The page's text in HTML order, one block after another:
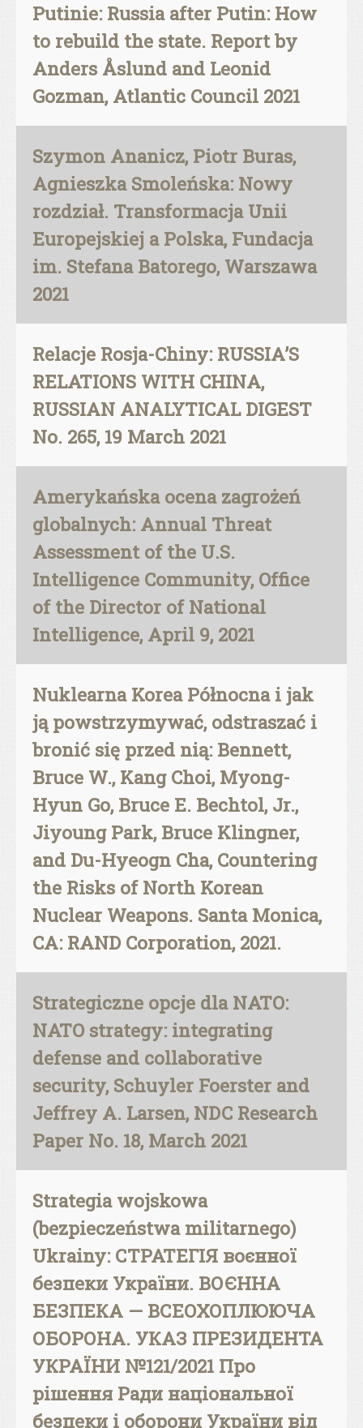
Putinie: Russia after Putin: How
to rebuild the state. Report by
Anders Åslund and Leonid
Gozman, Atlantic Council 2021
Szymon Ananicz, Piotr Buras,
Agnieszka Smoleńska: Nowy
rozdział. Transformacja Unii
Europejskiej a Polska, Fundacja
im. Stefana Batorego, Warszawa
2021
Relacje Rosja-Chiny: RUSSIA’S
RELATIONS WITH CHINA,
RUSSIAN ANALYTICAL DIGEST
No. 265, 19 March 2021
Amerykańska ocena zagrożeń
globalnych: Annual Threat
Assessment of the U.S.
Intelligence Community, Office
of the Director of National
Intelligence, April 9, 2021
Nuklearna Korea Północna i jak
ją powstrzymywać, odstraszać i
bronić się przed nią: Bennett,
Bruce W., Kang Choi, Myong-
Hyun Go, Bruce E. Bechtol, Jr.,
Jiyoung Park, Bruce Klingner,
and Du-Hyeogn Cha, Countering
the Risks of North Korean
Nuclear Weapons. Santa Monica,
CA: RAND Corporation, 2021.
Strategiczne opcje dla NATO:
NATO strategy: integrating
defense and collaborative
security, Schuyler Foerster and
Jeffrey A. Larsen, NDC Research
Paper No. 18, March 2021
Strategia wojskowa
(bezpieczeństwa militarnego)
Ukrainy: СТРАТЕГІЯ воєнної
безпеки України. ВОЄННА
БЕЗПЕКА — ВСЕОХОПЛЮЮЧА
ОБОРОНА. УКАЗ ПРЕЗИДЕНТА
УКРАЇНИ №121/2021 Про
рішення Ради національної
безпеки і оборони України від